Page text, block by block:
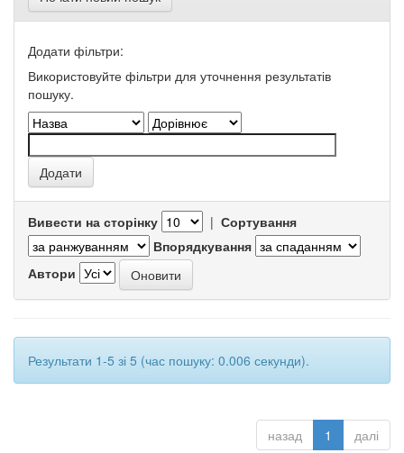
Додати фільтри:
Використовуйте фільтри для уточнення результатів
пошуку.
Вивести на сторінку | Сортування
Впорядкування
Автори
Результати 1-5 зі 5 (час пошуку: 0.006 секунди).
назад 1 далі